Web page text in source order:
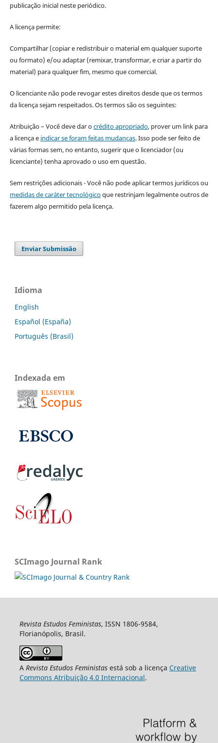
publicação inicial neste periódico.
A licença permite:
Compartilhar (copiar e redistribuir o material em qualquer suporte
ou formato) e/ou adaptar (remixar, transformar, e criar a partir do
material) para qualquer fim, mesmo que comercial.
O licenciante não pode revogar estes direitos desde que os termos
da licença sejam respeitados. Os termos são os seguintes:
Atribuição – Você deve dar ocrédito apropriado, prover um link para
a licença e indicar se foram feitas mudanças. Isso pode ser feito de
várias formas sem, no entanto, sugerir que o licenciador (ou
licenciante) tenha aprovado o uso em questão.
Sem restrições adicionais - Você não pode aplicar termos jurídicos ou
medidas de caráter tecnológicoque restrinjam legalmente outros de
fazerem algo permitido pela licença.
Enviar Submissão
Idioma
English
Español (España)
Português (Brasil)
Indexada em
SCImago Journal Rank
Revista Estudos Feministas, ISSN 1806-9584,
Florianópolis, Brasil.
A Revista Estudos Feministasestá sob a licença Creative
Commons Atribuição 4.0 Internacional.